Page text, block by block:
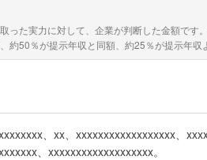
った実力に対して、企業が判断した金額で
約50％が提示年収と同額、約25％が提示年
、xx、xxxxxxxxxxxxxxxxxx、
、xxxxxxxxxxxxxxxxxxx。